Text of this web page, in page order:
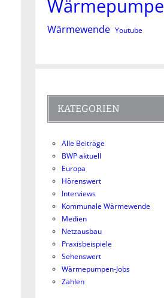
Wärmepumpe
Wärmewende Youtube
KATEGORIEN
Alle Beiträge
BWP aktuell
Europa
Hörenswert
Interviews
Kommunale Wärmewende
Medien
Netzausbau
Praxisbeispiele
Sehenswert
Wärmepumpen-Jobs
Zahlen